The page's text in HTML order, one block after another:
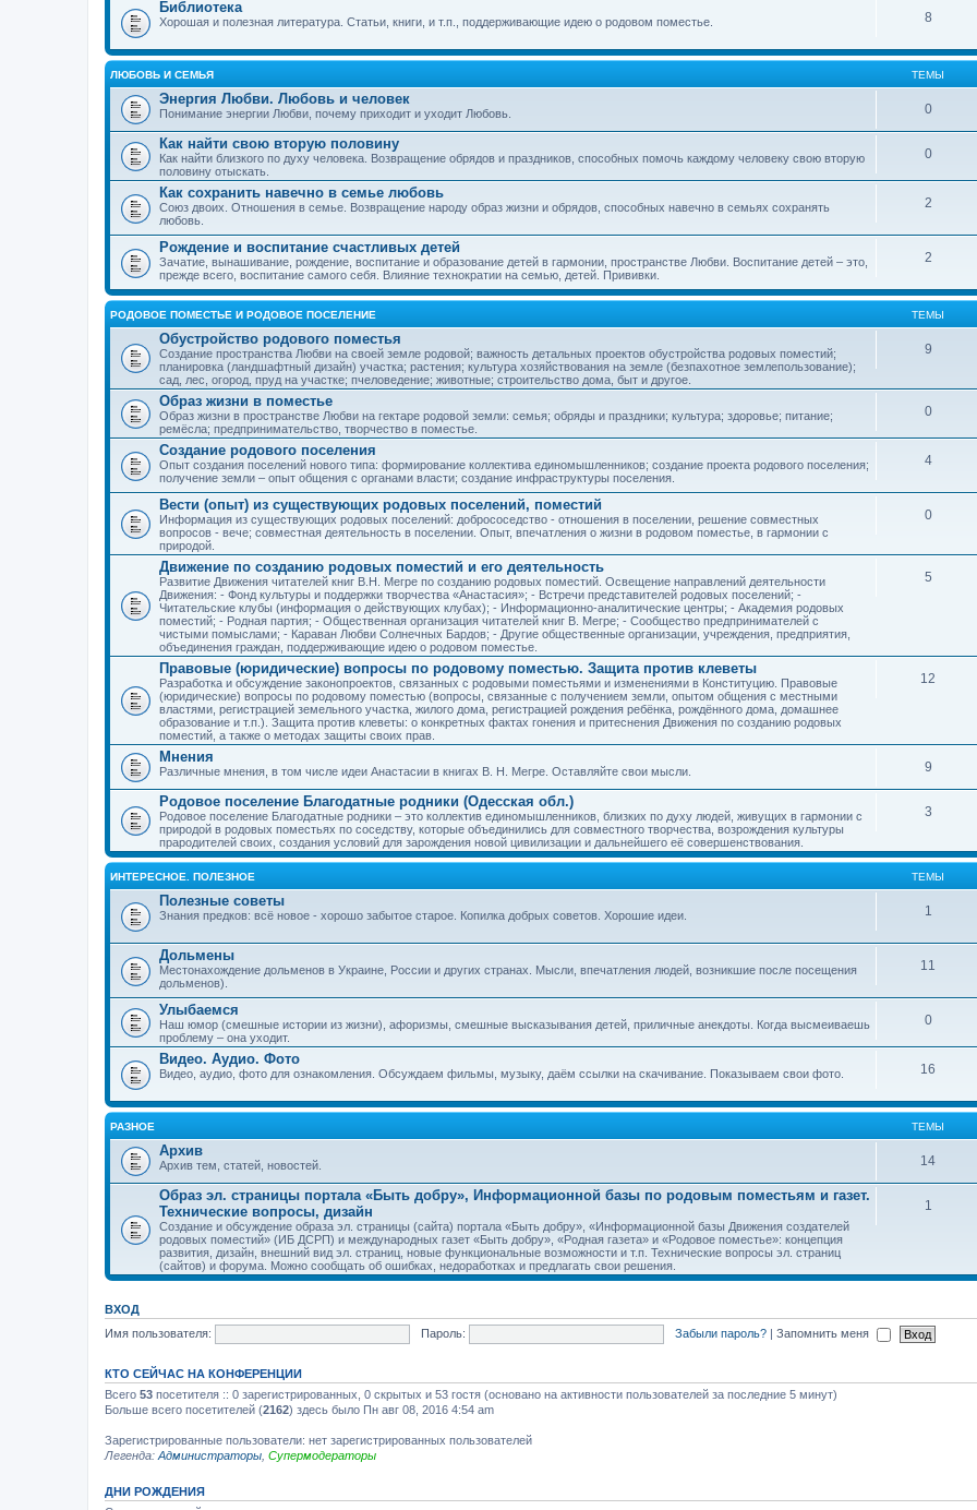
Библиотека
Хорошая и полезная литература. Статьи, книги, и т.п., поддерживающие идею о родовом поместье. 8
ЛЮБОВЬ И СЕМЬЯ ТЕМЫ
Энергия Любви. Любовь и человек
Понимание энергии Любви, почему приходит и уходит Любовь. 0
Как найти свою вторую половину
Как найти близкого по духу человека. Возвращение обрядов и праздников, способных помочь каждому человеку свою вторую
половину отыскать.
0
Как сохранить навечно в семье любовь
Союз двоих. Отношения в семье. Возвращение народу образ жизни и обрядов, способных навечно в семьях сохранять
любовь.
2
Рождение и воспитание счастливых детей
Зачатие, вынашивание, рождение, воспитание и образование детей в гармонии, пространстве Любви. Воспитание детей – это,
прежде всего, воспитание самого себя. Влияние технократии на семью, детей. Прививки.
2
РОДОВОЕ ПОМЕСТЬЕ И РОДОВОЕ ПОСЕЛЕНИЕ ТЕМЫ
Обустройство родового поместья
Создание пространства Любви на своей земле родовой; важность детальных проектов обустройства родовых поместий;
планировка (ландшафтный дизайн) участка; растения; культура хозяйствования на земле (безпахотное землепользование);
сад, лес, огород, пруд на участке; пчеловедение; животные; строительство дома, быт и другое.
9
Образ жизни в поместье
Образ жизни в пространстве Любви на гектаре родовой земли: семья; обряды и праздники; культура; здоровье; питание;
ремёсла; предпринимательство, творчество в поместье.
0
Создание родового поселения
Опыт создания поселений нового типа: формирование коллектива единомышленников; создание проекта родового поселения;
получение земли – опыт общения с органами власти; создание инфраструктуры поселения.
4
Вести (опыт) из существующих родовых поселений, поместий
Информация из существующих родовых поселений: добрососедство - отношения в поселении, решение совместных
вопросов - вече; совместная деятельность в поселении. Опыт, впечатления о жизни в родовом поместье, в гармонии с
природой.
0
Движение по созданию родовых поместий и его деятельность
Развитие Движения читателей книг В.Н. Мегре по созданию родовых поместий. Освещение направлений деятельности
Движения: - Фонд культуры и поддержки творчества «Анастасия»; - Встречи представителей родовых поселений; -
Читательские клубы (информация о действующих клубах); - Информационно-аналитические центры; - Академия родовых
поместий; - Родная партия; - Общественная организация читателей книг В. Мегре; - Сообщество предпринимателей с
чистыми помыслами; - Караван Любви Солнечных Бардов; - Другие общественные организации, учреждения, предприятия,
объединения граждан, поддерживающие идею о родовом поместье.
5
Правовые (юридические) вопросы по родовому поместью. Защита против клеветы
Разработка и обсуждение законопроектов, связанных с родовыми поместьями и изменениями в Конституцию. Правовые
(юридические) вопросы по родовому поместью (вопросы, связанные с получением земли, опытом общения с местными
властями, регистрацией земельного участка, жилого дома, регистрацией рождения ребёнка, рождённого дома, домашнее
образование и т.п.). Защита против клеветы: о конкретных фактах гонения и притеснения Движения по созданию родовых
поместий, а также о методах защиты своих прав.
12
Мнения
Различные мнения, в том числе идеи Анастасии в книгах В. Н. Мегре. Оставляйте свои мысли. 9
Родовое поселение Благодатные родники (Одесская обл.)
Родовое поселение Благодатные родники – это коллектив единомышленников, близких по духу людей, живущих в гармонии с
природой в родовых поместьях по соседству, которые объединились для совместного творчества, возрождения культуры
прародителей своих, создания условий для зарождения новой цивилизации и дальнейшего её совершенствования.
3
ИНТЕРЕСНОЕ. ПОЛЕЗНОЕ ТЕМЫ
Полезные советы
Знания предков: всё новое - хорошо забытое старое. Копилка добрых советов. Хорошие идеи. 1
Дольмены
Местонахождение дольменов в Украине, России и других странах. Мысли, впечатления людей, возникшие после посещения
дольменов).
11
Улыбаемся
Наш юмор (смешные истории из жизни), афоризмы, смешные высказывания детей, приличные анекдоты. Когда высмеиваешь
проблему – она уходит.
0
Видео. Аудио. Фото
Видео, аудио, фото для ознакомления. Обсуждаем фильмы, музыку, даём ссылки на скачивание. Показываем свои фото. 16
РАЗНОЕ ТЕМЫ
Архив
Архив тем, статей, новостей. 14
Образ эл. страницы портала «Быть добру», Информационной базы по родовым поместьям и газет.
Технические вопросы, дизайн
Создание и обсуждение образа эл. страницы (сайта) портала «Быть добру», «Информационной базы Движения создателей
родовых поместий» (ИБ ДСРП) и международных газет «Быть добру», «Родная газета» и «Родовое поместье»: концепция
развития, дизайн, внешний вид эл. страниц, новые функциональные возможности и т.п. Технические вопросы эл. страниц
(сайтов) и форума. Можно сообщать об ошибках, недоработках и предлагать свои решения.
1
ВХОД
Имя пользователя:
Пароль: Забыли пароль? | Запомнить меня
КТО СЕЙЧАС НА КОНФЕРЕНЦИИ
Всего 53 посетителя :: 0 зарегистрированных, 0 скрытых и 53 гостя (основано на активности пользователей за последние 5 минут)
Больше всего посетителей (2162) здесь было Пн авг 08, 2016 4:54 am
Зарегистрированные пользователи: нет зарегистрированных пользователей
Легенда: Администраторы Супермодераторы
ДНИ РОЖДЕНИЯ